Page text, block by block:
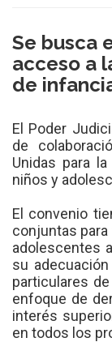
Se busca
acceso a
de
El Poder
de
Unidas para
niños y
El convenio
conjuntas
adolescentes
su
particulares
enfoque de
interés
en todos los